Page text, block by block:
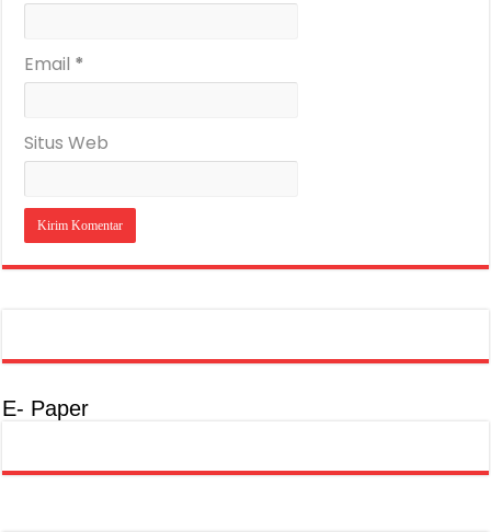
Email *
Situs Web
E- Paper